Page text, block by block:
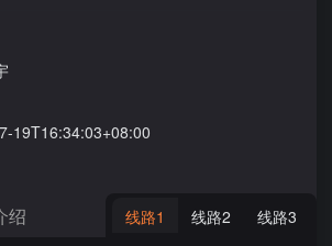
19T16:34:03+08:00
绍 线路1 线路2 线路3